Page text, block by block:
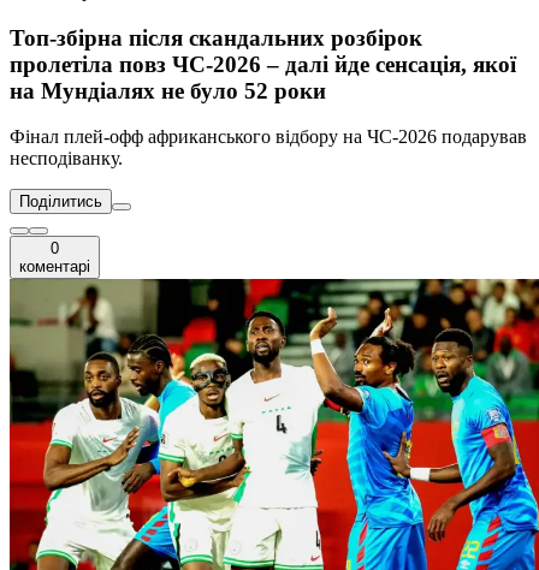
Топ-збірна після скандальних розбірок
пролетіла повз ЧС-2026 – далі йде сенсація, якої
на Мундіалях не було 52 роки
Фінал плей-офф африканського відбору на ЧС-2026 подарував
несподіванку.
Поділитись
0
коментарі